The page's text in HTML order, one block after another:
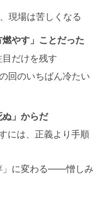
現場は苦しくなる
やす」ことだった
だけを残す
回のいちばん冷たい
」からだ
には、正義より手順
」に変わる――憎しみ